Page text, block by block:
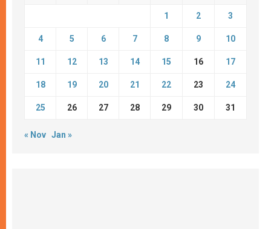
1 2 3
4 5 6 7 8 9 10
11 12 13 14 15 16 17
18 19 20 21 22 23 24
25 26 27 28 29 30 31
« Nov Jan »